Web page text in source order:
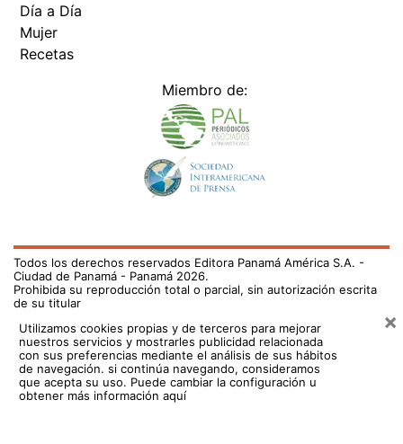
Día a Día
Mujer
Recetas
Miembro de:
Todos los derechos reservados Editora Panamá América S.A. -
Ciudad de Panamá - Panamá 2026.
Prohibida su reproducción total o parcial, sin autorización escrita
de su titular
Utilizamos cookies propias y de terceros para mejorar
nuestros servicios y mostrarles publicidad relacionada
con sus preferencias mediante el análisis de sus hábitos
de navegación. si continúa navegando, consideramos
que acepta su uso. Puede cambiar la configuración u
obtener más información aquí
×